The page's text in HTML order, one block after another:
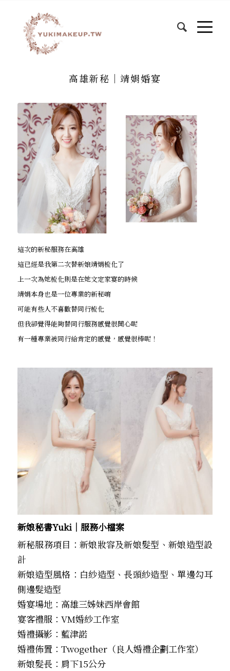
高雄新秘｜靖娟婚宴
這次的新秘服務在高雄
這已經是我第二次替新娘靖娟梳化了
上一次為她梳化則是在她文定家宴的時候
靖娟本身也是一位專業的新秘唷
可能有些人不喜歡替同行梳化
但我卻覺得能夠替同行服務感覺很開心呢
有一種專業被同行給肯定的感覺，感覺很棒呢！
新娘秘書Yuki│服務小檔案
新秘服務項目：新娘妝容及新娘髮型、新娘造型設
計
新娘造型風格：白紗造型、長頭紗造型、單邊勾耳
側邊髮造型
婚宴場地：高雄三姊妹西岸會館
宴客禮服：VM婚紗工作室
婚禮攝影：藍津諾
婚禮佈置：Twogether（良人婚禮企劃工作室）
新娘髮長：肩下15公分